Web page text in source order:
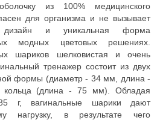
из 100% медицинского
для организма и не вызывает
дизайн и уникальная форма
модных цветовых решениях.
шариков шелковистая и очень
тренажер состоит из двух
формы (диаметр - 34 мм, длина -
кольца (длина - 75 мм). Обладая
г, вагинальные шарики дают
нагрузку, в результате чего